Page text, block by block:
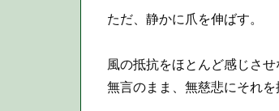
ただ、静かに爪を伸ばす。
風の抵抗をほとんど感じさ
無言のまま、無慈悲にそれを